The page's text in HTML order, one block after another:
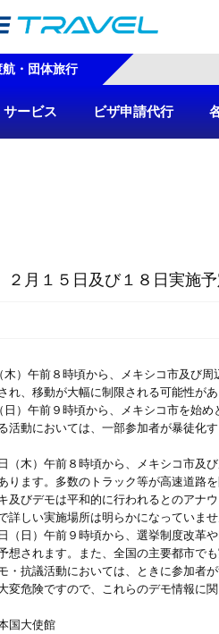
・団体旅行
サービス ビザ申請代行
月１５日及び１８日実施
木）午前８時頃から、メキシコ市及び
れ、移動が大幅に制限される可能性があ
日）午前９時頃から、メキシコ市を始
活動においては、一部参加者が暴徒化
（木）午前８時頃から、メキシコ市及
ります。多数のトラック等が高速道路
及びデモは平和的に行われるとのアナ
詳しい実施場所は明らかになっていませ
（日）午前９時頃から、選挙制度改革
想されます。また、全国の主要都市で
・抗議活動においては、ときに参加者
変危険ですので、これらのデモ情報に
国大使館